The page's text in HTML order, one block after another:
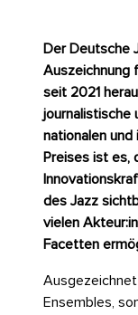
Der Deutsche
Auszeichnung
seit 2021
journalistische
nationalen und
Preises ist es,
des Jazz
vielen
Facetten
Ausgezeichnet
Ensembles,